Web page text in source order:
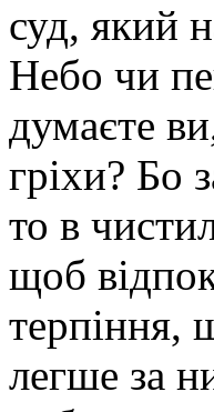
суд, який
Небо чи
думаєте
гріхи? Бо
то в
щоб
терпіння,
легше за